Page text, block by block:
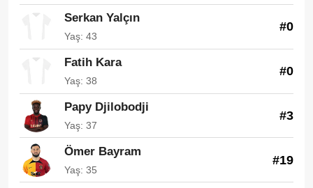
Serkan Yalçın
Yaş: 43
#0
Fatih Kara
Yaş: 38
#0
Papy Djilobodji
Yaş: 37
#3
Ömer Bayram
Yaş: 35
#19